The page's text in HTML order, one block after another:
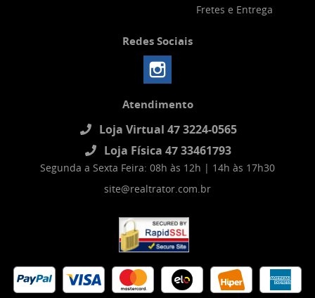
Fretes e Entrega
Redes Sociais
Atendimento
Loja Virtual 47 3224-0565
Loja Física 47 33461793
Segunda a Sexta Feira: 08h às 12h | 14h às 17h30
site@realtrator.com.br